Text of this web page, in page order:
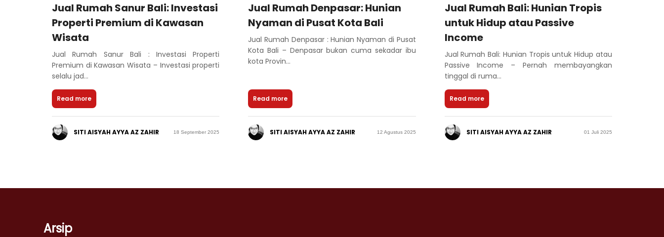
Jual Rumah Sanur Bali: Investasi
Properti Premium di Kawasan
Wisata
Jual Rumah Sanur Bali : Investasi Properti
Premium di Kawasan Wisata – Investasi properti
selalu jad...
Read more
SITI AISYAH AYYA AZ ZAHIR 18 September 2025
Jual Rumah Denpasar: Hunian
Nyaman di Pusat Kota Bali
Jual Rumah Denpasar : Hunian Nyaman di Pusat
Kota Bali – Denpasar bukan cuma sekadar ibu
kota Provin...
Read more
SITI AISYAH AYYA AZ ZAHIR 12 Agustus 2025
Jual Rumah Bali: Hunian Tropis
untuk Hidup atau Passive
Income
Jual Rumah Bali: Hunian Tropis untuk Hidup atau
Passive Income – Pernah membayangkan
tinggal di ruma...
Read more
SITI AISYAH AYYA AZ ZAHIR 01 Juli 2025
Arsip